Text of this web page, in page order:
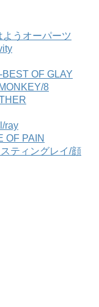
ようオーパーツ
BEST OF GLAY
8
ray
OF PAIN
ティングレイ/顔